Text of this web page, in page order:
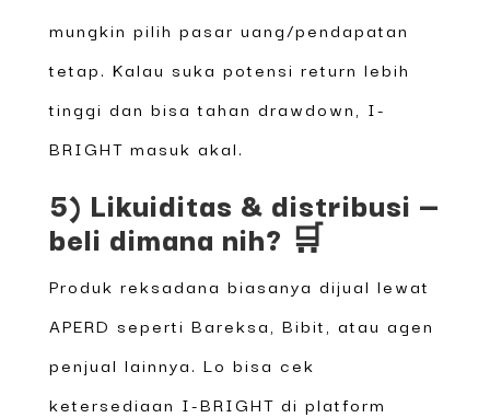
mungkin pilih pasar uang/pendapatan
tetap. Kalau suka potensi return lebih
tinggi dan bisa tahan drawdown, I-
BRIGHT masuk akal.
5) Likuiditas & distribusi —
beli dimana nih? 🛒
Produk reksadana biasanya dijual lewat
APERD seperti Bareksa, Bibit, atau agen
penjual lainnya. Lo bisa cek
ketersediaan I-BRIGHT di platform